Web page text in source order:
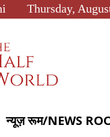
Thursday,
न्यूज़ रूम/NEWS